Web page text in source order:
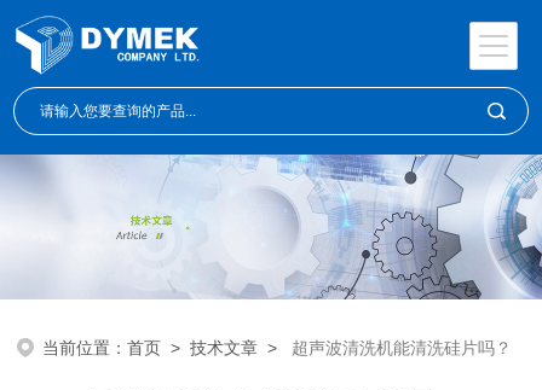
当前位置：首页 >技术文章 > 超声波清洗机能清洗硅片吗？